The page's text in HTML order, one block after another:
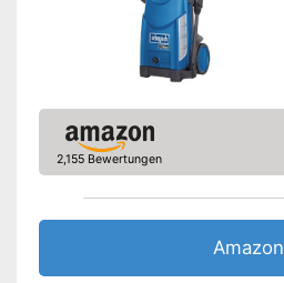
Reinigungsmittel erlaubt
Zubehör im Lieferumfang
Terrassenreiniger
Dreckfräser
2,155 Bewertungen
Amazon